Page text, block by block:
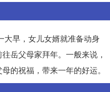
大早，女儿女婿就准备动身
岳父母家拜年。一般来说，
的祝福，带来一年的好运。